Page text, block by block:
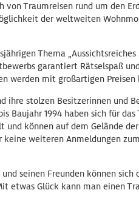
Traumreisen rund um den
der weltweiten
Thema
garantiert Rätselspaß
werden mit großartigen Preisen
stolzen Besitzerinnen und
Baujahr 1994 haben sich für
können auf dem Gelände
weiteren Anmeldungen
seinen Freunden können sich
etwas Glück kann man einen